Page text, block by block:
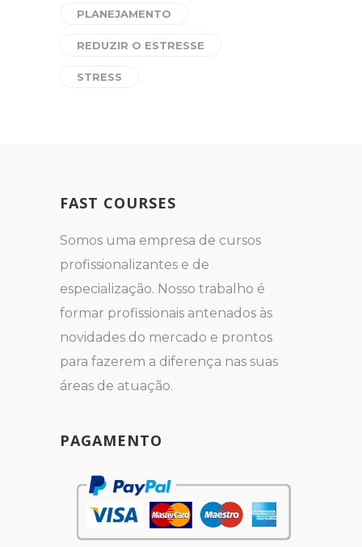
PLANEJAMENTO
REDUZIR O ESTRESSE
STRESS
FAST COURSES
Somos uma empresa de cursos
profissionalizantes e de
especialização. Nosso trabalho é
formar profissionais antenados às
novidades do mercado e prontos
para fazerem a diferença nas suas
áreas de atuação.
PAGAMENTO